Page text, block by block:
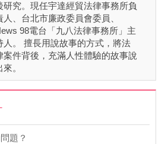
研究。現任宇達經貿法律事務所負
人、台北市廉政委員會委員、
98電台「九八法律事務所」主
人。 擅長用說故事的方式，將法
案件背後，充滿人性體驗的故事說
來。
題？